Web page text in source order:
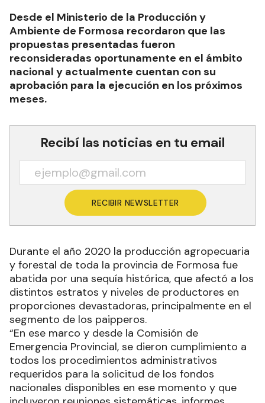
Desde el Ministerio de la Producción y
Ambiente de Formosa recordaron que las
propuestas presentadas fueron
reconsideradas oportunamente en el ámbito
nacional y actualmente cuentan con su
aprobación para la ejecución en los próximos
meses.
Recibí las noticias en tu email
RECIBIR NEWSLETTER
Durante el año 2020 la producción agropecuaria
y forestal de toda la provincia de Formosa fue
abatida por una sequía histórica, que afectó a los
distintos estratos y niveles de productores en
proporciones devastadoras, principalmente en el
segmento de los paipperos.
“En ese marco y desde la Comisión de
Emergencia Provincial, se dieron cumplimiento a
todos los procedimientos administrativos
requeridos para la solicitud de los fondos
nacionales disponibles en ese momento y que